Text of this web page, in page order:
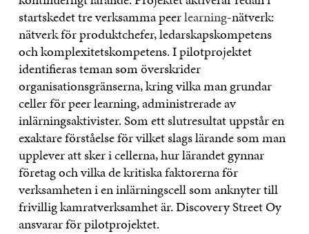
startskedet tre verksamma peerlearning-nätverk:
nätverk för produktchefer, ledarskapskompetens
och komplexitetskompetens. I pilotprojektet
identifieras teman som överskrider
organisationsgränserna, kring vilka man grundar
celler för peer learning, administrerade av
inlärningsaktivister. Som ett slutresultat uppstår en
exaktare förståelse för vilket slags lärande som man
upplever att sker i cellerna, hur lärandet gynnar
företag och vilka de kritiska faktorerna för
verksamheten i en inlärningscell som anknyter till
frivillig kamratverksamhet är. Discovery Street Oy
ansvarar för pilotprojektet.